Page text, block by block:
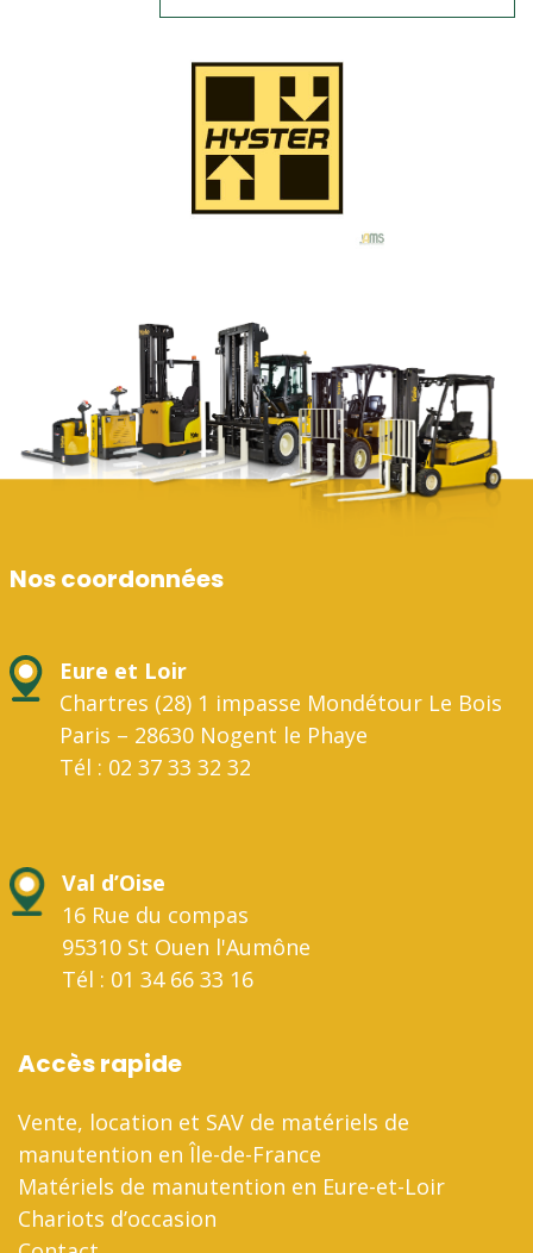
Nos coordonnées
Eure et Loir
Chartres (28) 1 impasse Mondétour Le Bois
Paris – 28630 Nogent le Phaye
Tél : 02 37 33 32 32
Val d’Oise
16 Rue du compas
95310 St Ouen l'Aumône
Tél : 01 34 66 33 16
Accès rapide
Vente, location et SAV de matériels de
manutention en Île-de-France
Matériels de manutention en Eure-et-Loir
Chariots d’occasion